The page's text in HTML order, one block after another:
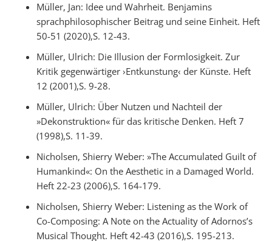
Müller, Jan: Idee und Wahrheit. Benjamins
sprachphilosophischer Beitrag und seine Einheit. Heft
50-51 (2020),S. 12-43.
Müller, Ulrich: Die Illusion der Formlosigkeit. Zur
Kritik gegenwärtiger ›Entkunstung‹ der Künste. Heft
12 (2001),S. 9-28.
Müller, Ulrich: Über Nutzen und Nachteil der
»Dekonstruktion« für das kritische Denken. Heft 7
(1998),S. 11-39.
Nicholsen, Shierry Weber: »The Accumulated Guilt of
Humankind«: On the Aesthetic in a Damaged World.
Heft 22-23 (2006),S. 164-179.
Nicholsen, Shierry Weber: Listening as the Work of
Co-Composing: A Note on the Actuality of Adornos’s
Musical Thought. Heft 42-43 (2016),S. 195-213.